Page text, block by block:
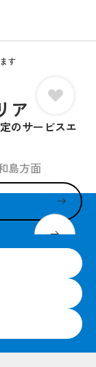
す
ア
のサービスエ
島方面